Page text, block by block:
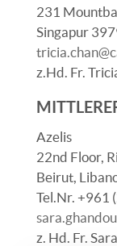
231
Singapur
z.Hd. Fr.
Azelis
22nd Floor,
Beirut,
Tel.Nr. +961
z. Hd. Fr.